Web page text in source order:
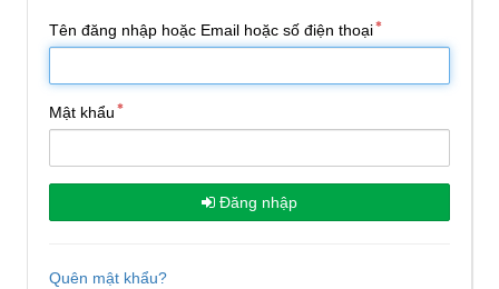
Tên đăng nhập hoặc Email hoặc số điện thoại
Mật khẩu
Đăng nhập
Quên mật khẩu?